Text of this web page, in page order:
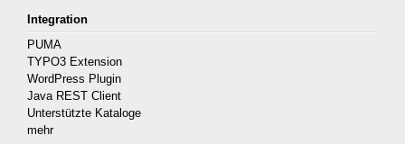
Integration
PUMA
TYPO3 Extension
WordPress Plugin
Java REST Client
Unterstützte Kataloge
mehr